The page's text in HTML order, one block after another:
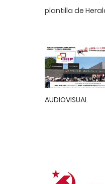
plantilla de
AUDIOVISUAL